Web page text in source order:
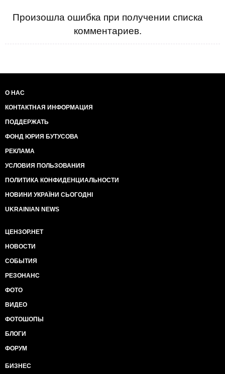
Произошла ошибка при получении списка
комментариев.
О НАС
КОНТАКТНАЯ ИНФОРМАЦИЯ
ПОДДЕРЖАТЬ
ФОНД ЮРИЯ БУТУСОВА
РЕКЛАМА
УСЛОВИЯ ПОЛЬЗОВАНИЯ
ПОЛИТИКА КОНФИДЕНЦИАЛЬНОСТИ
НОВИНИ УКРАЇНИ СЬОГОДНІ
UKRAINIAN NEWS
ЦЕНЗОР.НЕТ
НОВОСТИ
СОБЫТИЯ
РЕЗОНАНС
ФОТО
ВИДЕО
ФОТОШОПЫ
БЛОГИ
ФОРУМ
БИЗНЕС